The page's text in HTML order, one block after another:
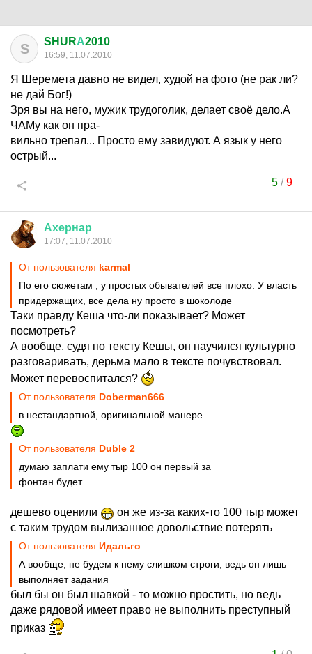
S SHURА2010
16:59, 11.07.2010
Я Шеремета давно не видел, худой на фото (не рак ли?
не дай Бог!)
Зря вы на него, мужик трудоголик, делает своё дело.А
ЧАМу как он пра-
вильно трепал... Просто ему завидуют. А язык у него
острый...
5/9
Ахернар
17:07, 11.07.2010
От пользователя karmal
По его сюжетам , у простых обывателей все плохо. У власть
придержащих, все дела ну просто в шоколоде
Таки правду Кеша что-ли показывает? Может
посмотреть?
А вообще, судя по тексту Кешы, он научился культурно
разговаривать, дерьма мало в тексте почувствовал.
Может перевоспитался?
От пользователя Doberman666
в нестандартной, оригинальной манере
От пользователя Duble 2
думаю заплати ему тыр 100 он первый за
фонтан будет
дешево оценили
он же из-за каких-то 100 тыр может
с таким трудом вылизанное довольствие потерять
От пользователя Идальго
А вообще, не будем к нему слишком строги, ведь он лишь
выполняет задания
был бы он был шавкой - то можно простить, но ведь
даже рядовой имеет право не выполнить преступный
приказ